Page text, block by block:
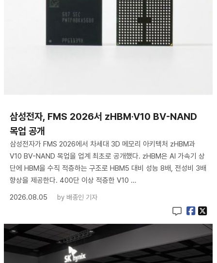
삼성전자, FMS 2026서 zHBM·V10 BV-NAND
목업 공개
삼성전자가 FMS 2026에서 차세대 3D 메모리 아키텍처 zHBM과
V10 BV-NAND 목업을 업계 최초로 공개했다. zHBM은 AI 가속기 상
단에 HBM을 수직 적층하는 구조로 HBM5 대비 성능 8배, 전성비 3배
향상을 제공한다. 400단 이상 적층한 V10 …
2026.08.05
by 배종인 기자